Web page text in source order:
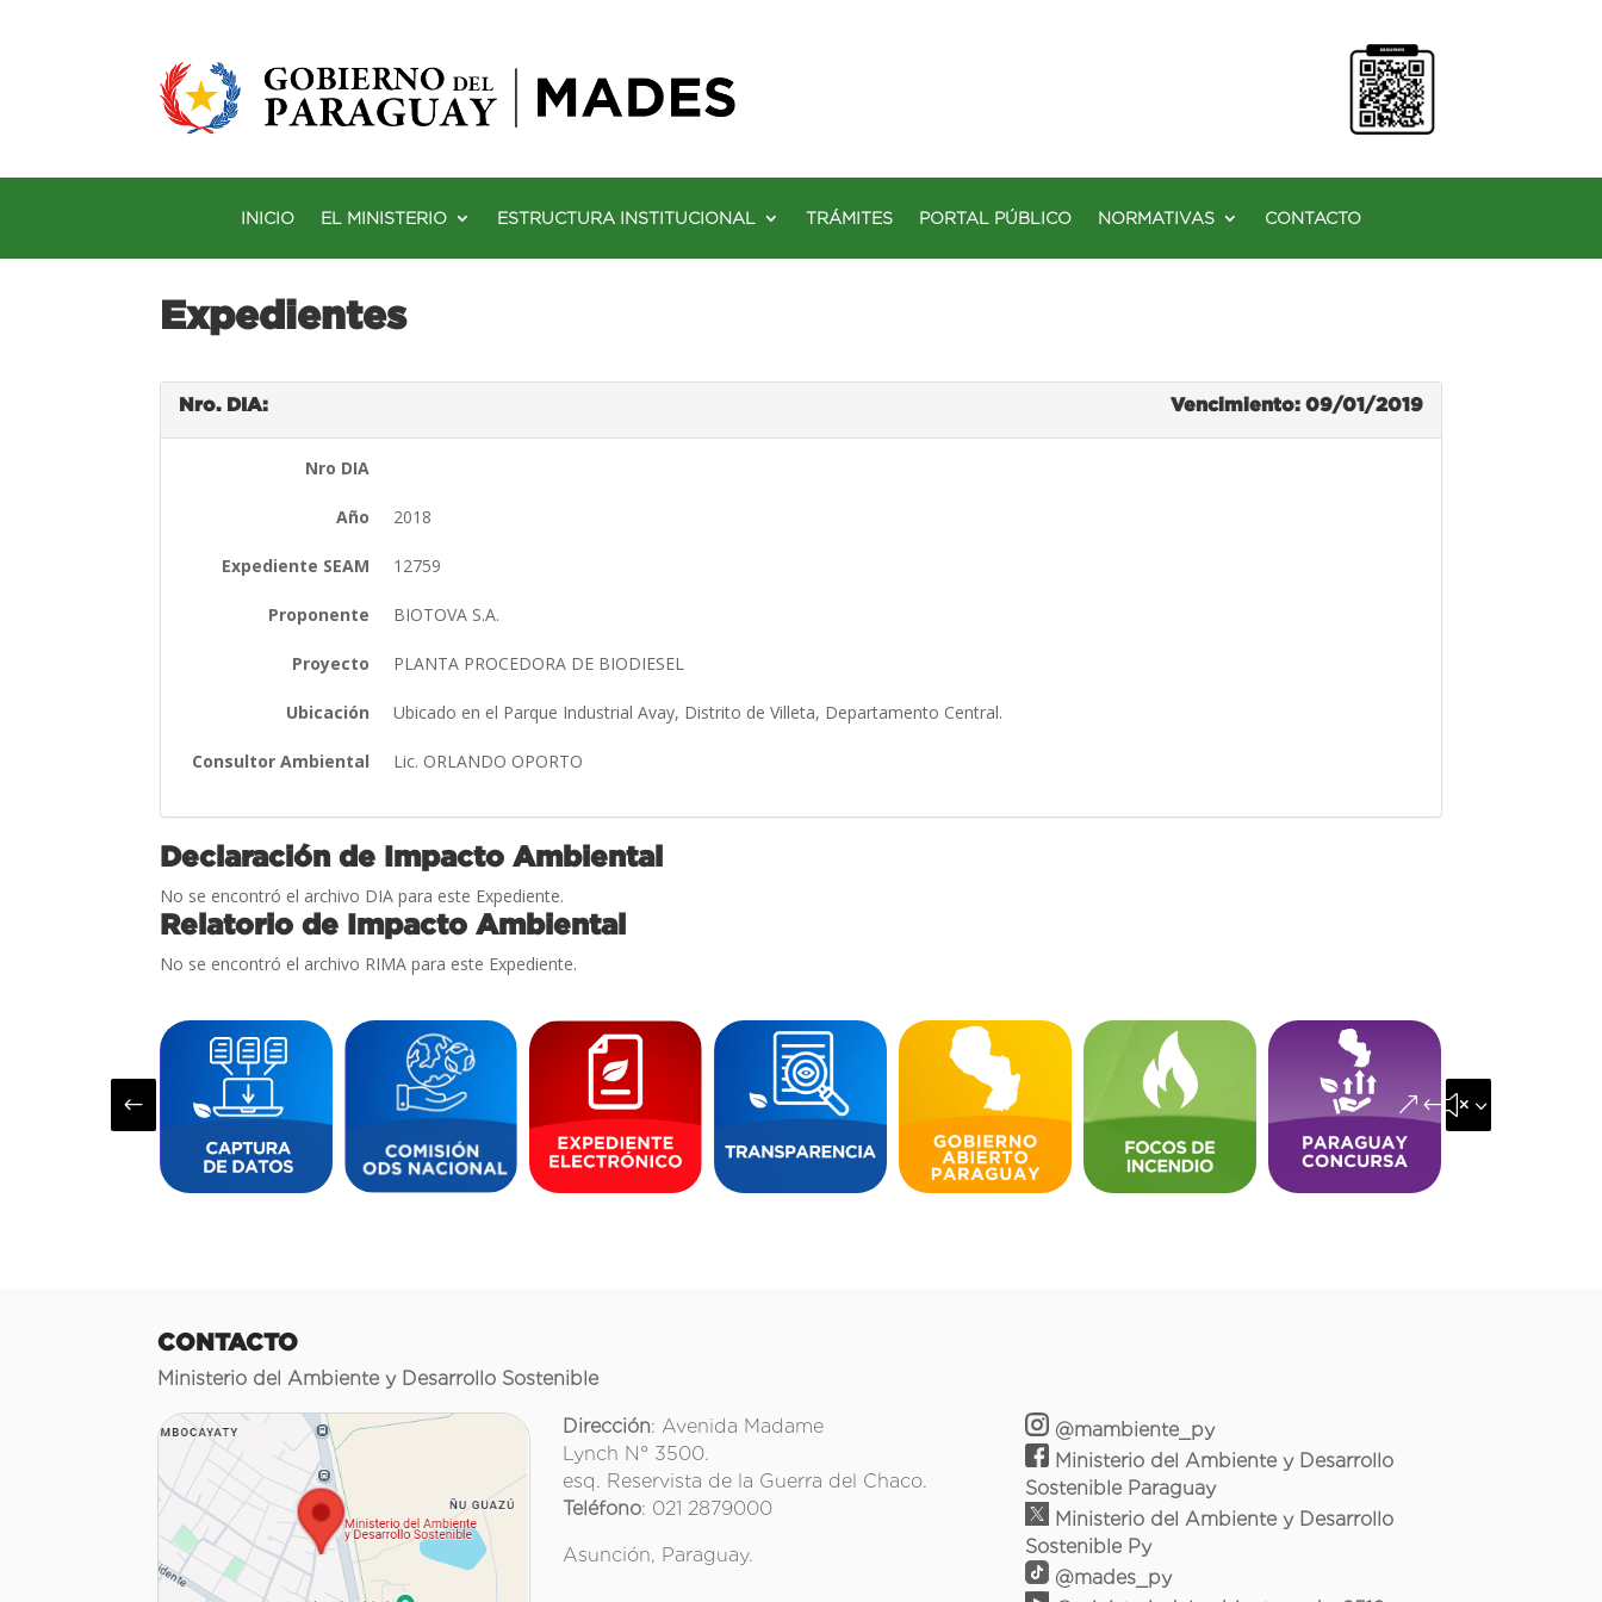
INICIO EL MINISTERIO ESTRUCTURA INSTITUCIONAL TRÁMITES PORTAL PÚBLICO NORMATIVAS CONTACTO
Expedientes
Nro. DIA: Vencimiento: 09/01/2019
Nro DIA
Año 2018
Expediente SEAM 12759
Proponente BIOTOVA S.A.
Proyecto PLANTA PROCEDORA DE BIODIESEL
Ubicación Ubicado en el Parque Industrial Avay, Distrito de Villeta, Departamento Central.
Consultor Ambiental Lic. ORLANDO OPORTO
Declaración de Impacto Ambiental
No se encontró el archivo DIA para este Expediente.
Relatorio de Impacto Ambiental
No se encontró el archivo RIMA para este Expediente.
# &#x35;
CONTACTO
Ministerio del Ambiente y Desarrollo Sostenible
Dirección: Avenida Madame
Lynch N° 3500.
esq. Reservista de la Guerra del Chaco.
Teléfono: 021 2879000
Asunción, Paraguay.
@mambiente_py
Ministerio del Ambiente y Desarrollo
Sostenible Paraguay
Ministerio del Ambiente y Desarrollo
Sostenible Py
@mades_py